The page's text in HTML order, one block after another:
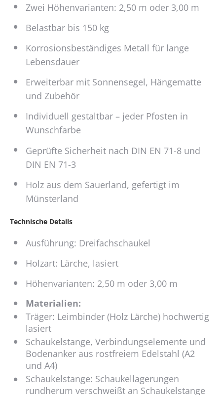
Zwei Höhenvarianten: 2,50 m oder 3,00 m
Belastbar bis 150 kg
Korrosionsbeständiges Metall für lange
Lebensdauer
Erweiterbar mit Sonnensegel, Hängematte
und Zubehör
Individuell gestaltbar – jeder Pfosten in
Wunschfarbe
Geprüfte Sicherheit nach DIN EN 71-8 und
DIN EN 71-3
Holz aus dem Sauerland, gefertigt im
Münsterland
Technische Details
Ausführung: Dreifachschaukel
Holzart: Lärche, lasiert
Höhenvarianten: 2,50 m oder 3,00 m
Materialien:
Träger: Leimbinder (Holz Lärche) hochwertig
lasiert
Schaukelstange, Verbindungselemente und
Bodenanker aus rostfreiem Edelstahl (A2
und A4)
Schaukelstange: Schaukellagerungen
rundherum verschweißt an Schaukelstange